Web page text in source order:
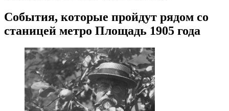
События, которые пройдут рядом со
станицей метро Площадь 1905 года